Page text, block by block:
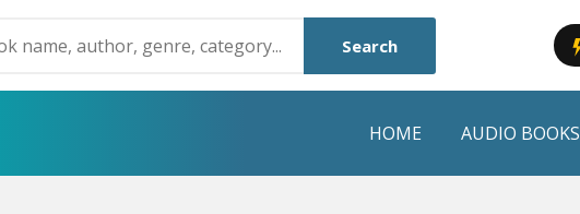
Search
HOME AUDIO BOOKS